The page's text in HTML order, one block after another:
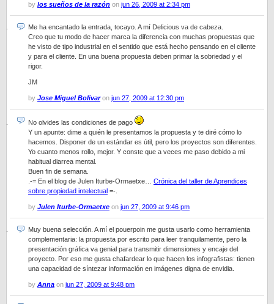
by los sueños de la razón on jun 26, 2009 at 2:34 pm
Me ha encantado la entrada, tocayo. A mí Delicious va de cabeza.
Creo que tu modo de hacer marca la diferencia con muchas propuestas que
he visto de tipo industrial en el sentido que está hecho pensando en el cliente
y para el cliente. En una buena propuesta deben primar la sobriedad y el
rigor.
JM
by Jose Miguel Bolivaron jun 27, 2009 at 12:30 pm
No olvides las condiciones de pago
Y un apunte: dime a quién le presentamos la propuesta y te diré cómo lo
hacemos. Disponer de un estándar es útil, pero los proyectos son diferentes.
Yo cuanto menos rollo, mejor. Y conste que a veces me paso debido a mi
habitual diarrea mental.
Buen fin de semana.
.-= En el blog de Julen Iturbe-Ormaetxe… Crónica del taller de Aprendices
sobre propiedad intelectual =-.
by Julen Iturbe-Ormaetxe on jun 27, 2009 at 9:46 pm
Muy buena selección. A mí el pouerpoin me gusta usarlo como herramienta
complementaria: la propuesta por escrito para leer tranquilamente, pero la
presentación gráfica va genial para transmitir dimensiones y encaje del
proyecto. Por eso me gusta chafardear lo que hacen los infografistas: tienen
una capacidad de síntezar información en imágenes digna de envidia.
by Anna on jun 27, 2009 at 9:48 pm